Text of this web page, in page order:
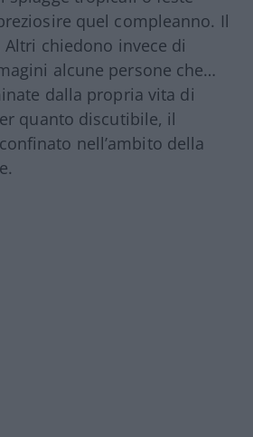
quel compleanno. Il
Altri chiedono invece di
alcune persone che…
dalla propria vita di
quanto discutibile, il
nell’ambito della